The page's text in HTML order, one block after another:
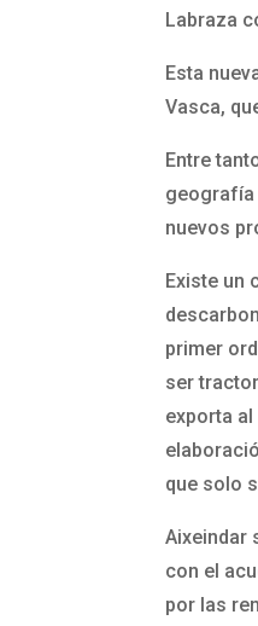
Labraza
Esta
Vasca,
Entre
geografía
nuevos
Existe un
primer
ser
exporta
que solo
Aixeindar
con el
por las